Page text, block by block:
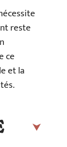
reste
ce
et la